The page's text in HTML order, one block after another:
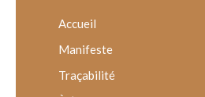
Accueil
Manifeste
Traçabilité